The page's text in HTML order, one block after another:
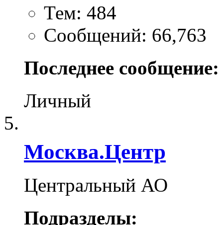
Тем: 484
Сообщений: 66,763
Последнее сообщение:
Личный
Москва.Центр
Центральный АО
Подразделы: